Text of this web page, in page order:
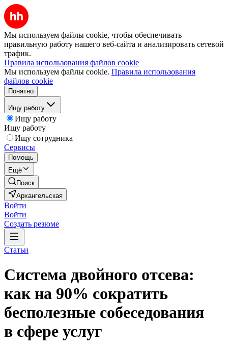
Мы используем файлы cookie, чтобы обеспечивать
правильную работу нашего веб-сайта и анализировать сетевой
трафик.
Правила использования файлов cookie
Мы используем файлы cookie. Правила использования
файлов cookie
Понятно
Ищу работу
Ищу работу
Ищу работу
Ищу сотрудника
Сервисы
Помощь
Ещё
Поиск
Архангельская
Войти
Войти
Создать резюме
Статьи
Система двойного отсева:
как на 90% сократить
бесполезные собеседования
в сфере услуг